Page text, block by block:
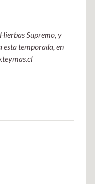
Supremo, y
temporada, en